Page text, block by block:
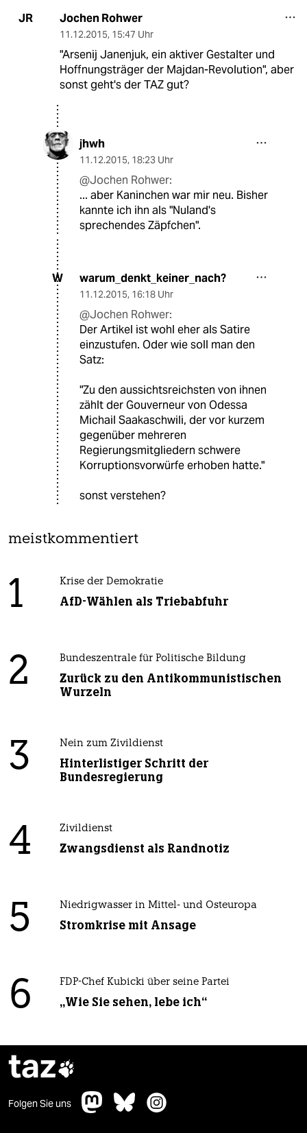
JR Jochen Rohwer
11.12.2015, 15:47 Uhr
"Arsenij Janenjuk, ein aktiver Gestalter und
Hoffnungsträger der Majdan-Revolution", aber
sonst geht's der TAZ gut?
jhwh
11.12.2015, 18:23 Uhr
@Jochen Rohwer:
... aber Kaninchen war mir neu. Bisher
kannte ich ihn als "Nuland's
sprechendes Zäpfchen".
W warum_denkt_keiner_nach?
11.12.2015, 16:18 Uhr
@Jochen Rohwer:
Der Artikel ist wohl eher als Satire
einzustufen. Oder wie soll man den
Satz:
"Zu den aussichtsreichsten von ihnen
zählt der Gouverneur von Odessa
Michail Saakaschwili, der vor kurzem
gegenüber mehreren
Regierungsmitgliedern schwere
Korruptionsvorwürfe erhoben hatte."
sonst verstehen?
meistkommentiert
1 Krise der Demokratie
AfD-Wählen als Triebabfuhr
2 Bundeszentrale für Politische Bildung
Zurück zu den Antikommunistischen
Wurzeln
3 Nein zum Zivildienst
Hinterlistiger Schritt der
Bundesregierung
4 Zivildienst
Zwangsdienst als Randnotiz
5 Niedrigwasser in Mittel- und Osteuropa
Stromkrise mit Ansage
6 FDP-Chef Kubicki über seine Partei
„Wie Sie sehen, lebe ich“
taz
Folgen Sie uns